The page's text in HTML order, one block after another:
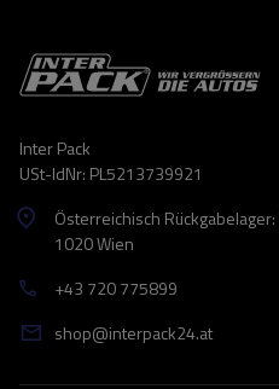
Inter Pack
USt-IdNr: PL5213739921
Österreichisch
1020 Wien
+43 720 775899
shop@interpack24.at